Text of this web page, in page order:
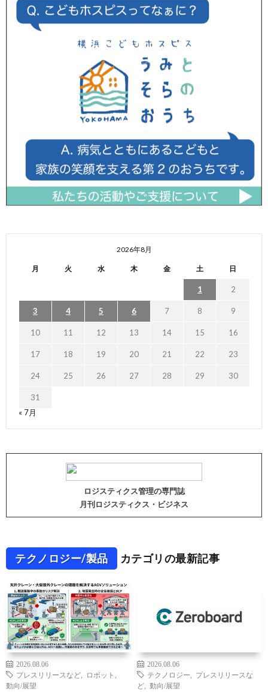
2026年8月
月 火 水 木 金 土 日
1 2
3 4 5 6 7 8 9
10 11 12 13 14 15 16
17 18 19 20 21 22 23
24 25 26 27 28 29 30
31
« 7月
ロジスティクス管理の専門誌
月刊ロジスティクス・ビジネス
テクノロジー/製品 カテゴリの最新記事
2026.08.06
プレスリリースなど
ロボット
動向/展望
2026.08.06
テクノロジー
プレスリリースな
ど
動向/展望